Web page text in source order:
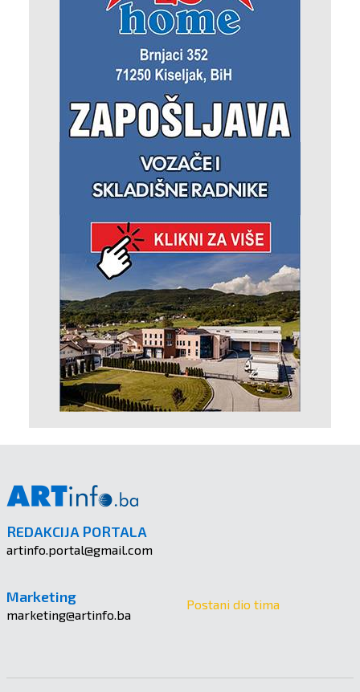
REDAKCIJA PORTALA
artinfo.portal@gmail.com
Marketing
marketing@artinfo.ba
Postani dio tima